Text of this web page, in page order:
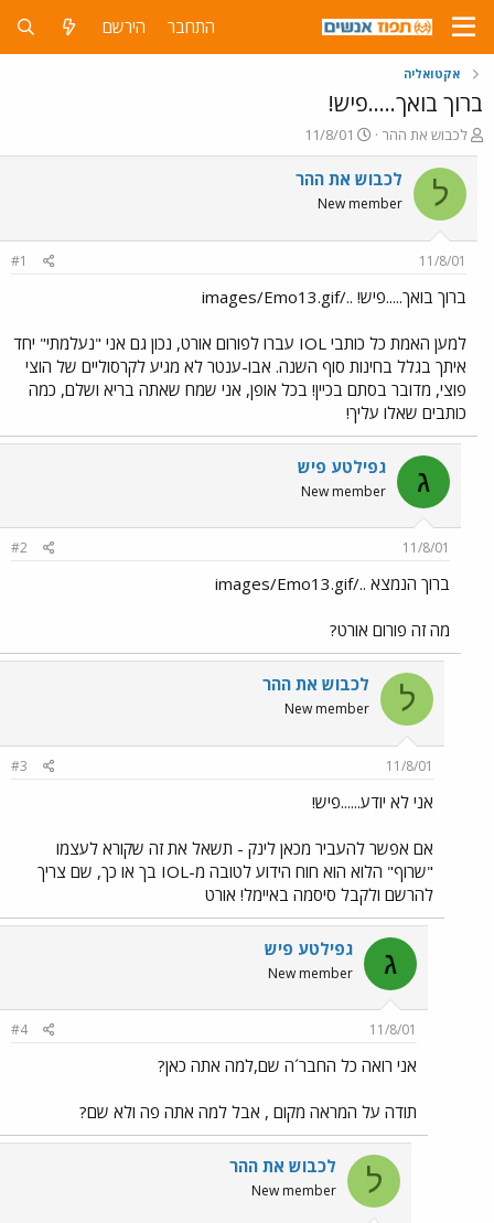
התחבר הירשם
אקטואליה
ברוך בואך.....פיש!
פ
ו
ת
ח
ה
ש
א
לכבוש את ההר
פ
ו
ר
ם
11/8/01
ל לכבוש את ההר
New member
11/8/01
#1
ברוך בואך.....פיש! ../images/Emo13.gif
למען האמת כל כותבי IOL עברו לפורום אורט, נכון גם אני "נעלמתי" יחד
איתך בגלל בחינות סוף השנה. אבו-ענטר לא מגיע לקרסוליים של הוצי
פוצי, מדובר בסתם בכיין! בכל אופן, אני שמח שאתה בריא ושלם, כמה
כותבים שאלו עליך!
ג גפילטע פיש
New member
11/8/01
#2
ברוך הנמצא ../images/Emo13.gif
מה זה פורום אורט?
ל לכבוש את ההר
New member
11/8/01
#3
אני לא יודע......פיש!
אם אפשר להעביר מכאן לינק - תשאל את זה שקורא לעצמו
"שרוף" הלוא הוא חוח הידוע לטובה מ-IOL בך או כך, שם צריך
להרשם ולקבל סיסמה באיימל! אורט
ג גפילטע פיש
New member
11/8/01
#4
אני רואה כל החבר´ה שם,למה אתה כאן?
תודה על המראה מקום , אבל למה אתה פה ולא שם?
ל לכבוש את ההר
New member